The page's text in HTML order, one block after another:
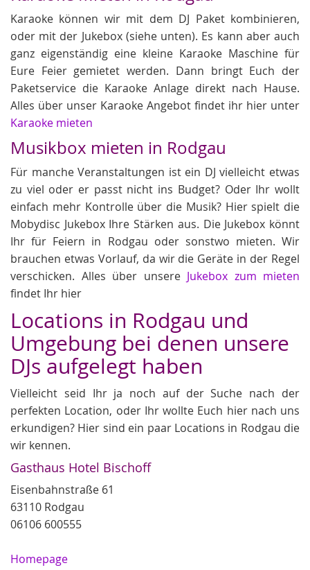
Karaoke können wir mit dem DJ Paket kombinieren,
oder mit der Jukebox (siehe unten). Es kann aber auch
ganz eigenständig eine kleine Karaoke Maschine für
Eure Feier gemietet werden. Dann bringt Euch der
Paketservice die Karaoke Anlage direkt nach Hause.
Alles über unser Karaoke Angebot findet ihr hier unter
Karaoke mieten
Musikbox mieten in Rodgau
Für manche Veranstaltungen ist ein DJ vielleicht etwas
zu viel oder er passt nicht ins Budget? Oder Ihr wollt
einfach mehr Kontrolle über die Musik? Hier spielt die
Mobydisc Jukebox Ihre Stärken aus. Die Jukebox könnt
Ihr für Feiern in Rodgau oder sonstwo mieten. Wir
brauchen etwas Vorlauf, da wir die Geräte in der Regel
verschicken. Alles über unsere Jukebox zum mieten
findet Ihr hier
Locations in Rodgau und
Umgebung bei denen unsere
DJs aufgelegt haben
Vielleicht seid Ihr ja noch auf der Suche nach der
perfekten Location, oder Ihr wollte Euch hier nach uns
erkundigen? Hier sind ein paar Locations in Rodgau die
wir kennen.
Gasthaus Hotel Bischoff
Eisenbahnstraße 61
63110 Rodgau
06106 600555
Homepage